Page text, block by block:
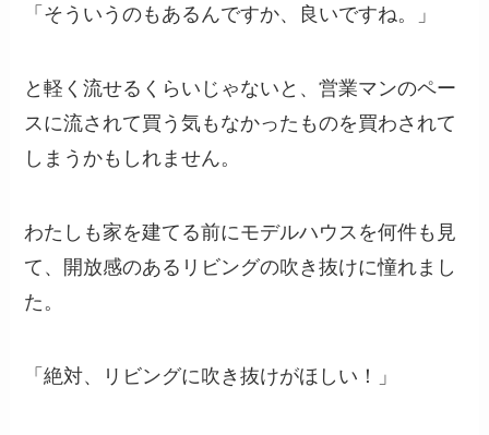
「そういうのもあるんですか、良いですね。」
と軽く流せるくらいじゃないと、営業マンのペー
スに流されて買う気もなかったものを買わされて
しまうかもしれません。
わたしも家を建てる前にモデルハウスを何件も見
て、開放感のあるリビングの吹き抜けに憧れまし
た。
「絶対、リビングに吹き抜けがほしい！」